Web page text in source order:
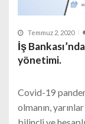
Temmuz 2, 2020
İş
yönetimi.
Covid-19
olmanın,